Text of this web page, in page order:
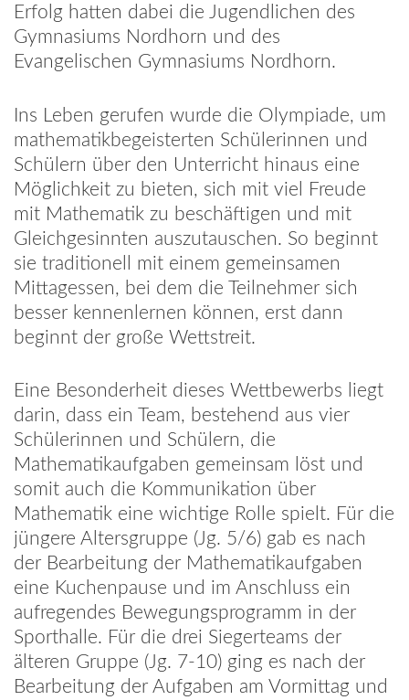
Erfolg hatten dabei die Jugendlichen des
Gymnasiums Nordhorn und des
Evangelischen Gymnasiums Nordhorn.
Ins Leben gerufen wurde die Olympiade, um
mathematikbegeisterten Schülerinnen und
Schülern über den Unterricht hinaus eine
Möglichkeit zu bieten, sich mit viel Freude
mit Mathematik zu beschäftigen und mit
Gleichgesinnten auszutauschen. So beginnt
sie traditionell mit einem gemeinsamen
Mittagessen, bei dem die Teilnehmer sich
besser kennenlernen können, erst dann
beginnt der große Wettstreit.
Eine Besonderheit dieses Wettbewerbs liegt
darin, dass ein Team, bestehend aus vier
Schülerinnen und Schülern, die
Mathematikaufgaben gemeinsam löst und
somit auch die Kommunikation über
Mathematik eine wichtige Rolle spielt. Für die
jüngere Altersgruppe (Jg. 5/6) gab es nach
der Bearbeitung der Mathematikaufgaben
eine Kuchenpause und im Anschluss ein
aufregendes Bewegungsprogramm in der
Sporthalle. Für die drei Siegerteams der
älteren Gruppe (Jg. 7-10) ging es nach der
Bearbeitung der Aufgaben am Vormittag und